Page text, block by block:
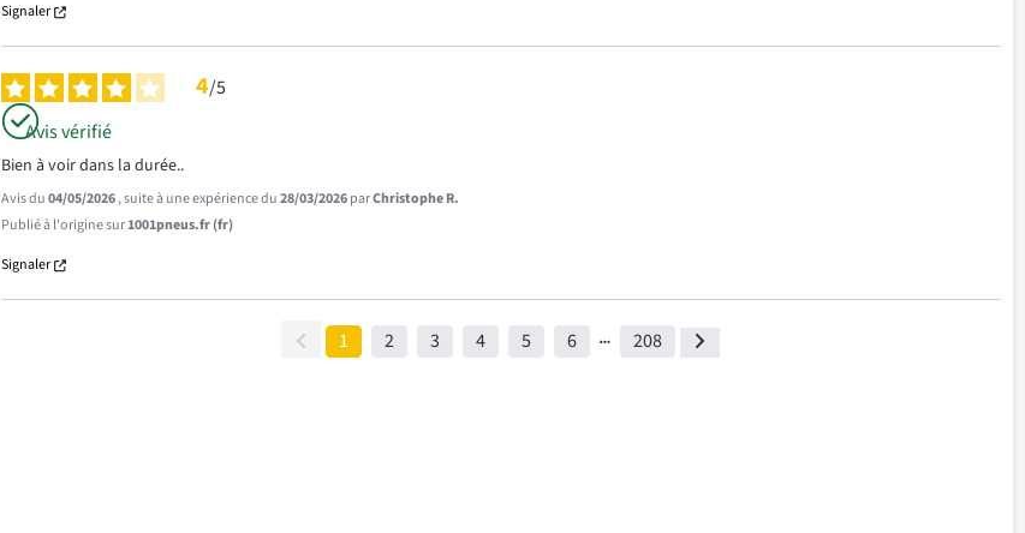
Signaler
4/5
Avis vérifié
Bien à voir dans la durée..
Avis du04/05/2026, suite à une expérience du28/03/2026parChristophe R.
Publié à l'origine sur1001pneus.fr (fr)
Signaler
1 2 3 4 5 6 208